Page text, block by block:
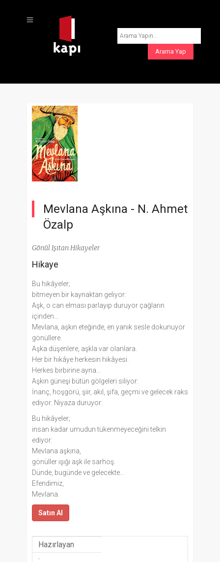
Mevlana Aşkına - N. Ahmet
Özalp
Gönül Işıtan Hikayeler
Hikaye
Bu hikâyeler;
bitmeyen bir kaynaktan geliyor:
Aşk, o can elması parlayıp duruyor çağların
içinden...
Mevlana, aşkın eteğinde, en yanık sesle dokunuyor
gönüllere.
Aşka düşenlere, aşkla var olanlara.
Her bir hikâye herkesin hikâyesi.
Herkes birbirine ayna...
Aşkın güneşi bütün gölgeleri siliyor:
İnanç, hoşgörü, şiir, akıl, şifa, geçmi ve gelecek raks
ediyor: Niyaza duruyor:
Bu hikâyeler;
insan kadar umudun tükenmeyeceğini telkin
ediyor:
Mevlana aşkına,
gönüller ışığı aşk ile sarhoş.
Dünde, bugünde ve gelecekte...
Efendimiz,
Mevlana.
Satın Al
Hazırlayan
: